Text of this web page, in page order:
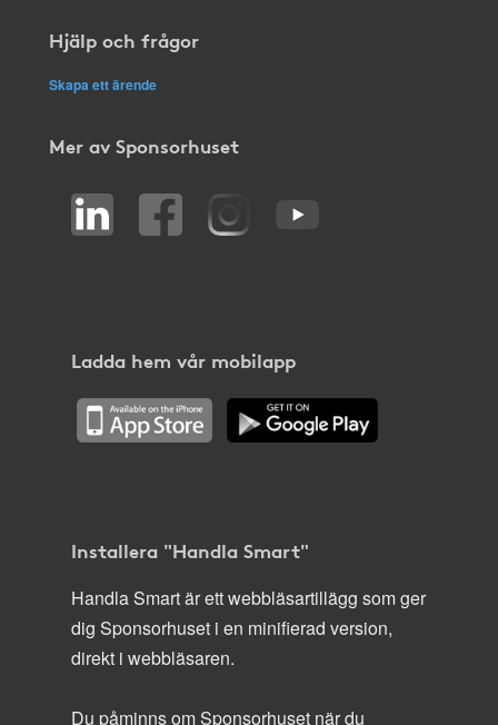
Hjälp och frågor
Skapa ett ärende
Mer av Sponsorhuset
Ladda hem vår mobilapp
Installera "Handla Smart"
Handla Smart är ett webbläsartillägg som ger
dig Sponsorhuset i en minifierad version,
direkt i webbläsaren.
Du påminns om Sponsorhuset när du